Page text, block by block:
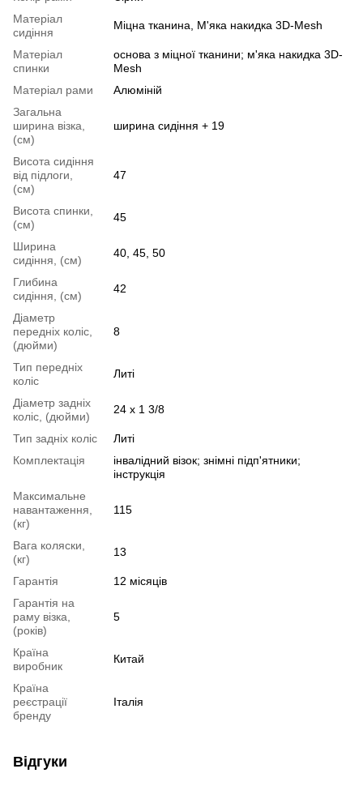
Матеріал
сидіння
Міцна тканина, М'яка накидка 3D-Mesh
Матеріал
спинки
основа з міцної тканини; м'яка накидка 3D-
Mesh
Матеріал рами
Алюміній
Загальна
ширина візка,
(см)
ширина сидіння + 19
Висота сидіння
від підлоги,
(см)
47
Висота спинки,
(см)
45
Ширина
сидіння, (см)
40, 45, 50
Глибина
сидіння, (см)
42
Діаметр
передніх коліс,
(дюйми)
8
Тип передніх
коліс
Литі
Діаметр задніх
коліс, (дюйми)
24 х 1 3/8
Тип задніх коліс
Литі
Комплектація
інвалідний візок; знімні підп'ятники;
інструкція
Максимальне
навантаження,
(кг)
115
Вага коляски,
(кг)
13
Гарантія
12 місяців
Гарантія на
раму візка,
(років)
5
Країна
виробник
Китай
Країна
реєстрації
бренду
Італія
Відгуки